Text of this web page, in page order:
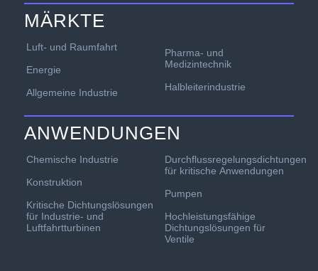
MÄRKTE
Luft- und Raumfahrt
Energie
Allgemeine Industrie
Pharma- und
Medizintechnik
Halbleiterindustrie
ANWENDUNGEN
Chemische Industrie
Konstruktion
Kritische Dichtungslösungen
für Industrie- und
Luftfahrtturbinen
Durchflussregelungsdichtungen
für kritische Anwendungen
Pumpen
Hochleistungsfähige
Dichtungslösungen für
Ventile